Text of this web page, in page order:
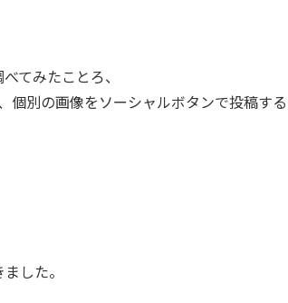
てみたことろ、
個別の画像をソーシャルボタンで投稿す
した。